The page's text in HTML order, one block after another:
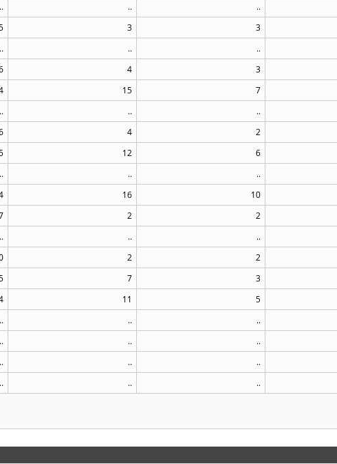
.. .. ..
3 3
.. .. ..
4 3
15 7
.. .. ..
4 2
12 6
.. .. ..
16 10
2 2
.. .. ..
2 2
7 3
11 5
.. .. ..
.. .. ..
.. .. ..
.. .. ..